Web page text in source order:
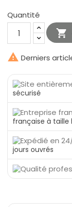
Quantité

 Derniers
sécurisé
française à taille
jours ouvrés